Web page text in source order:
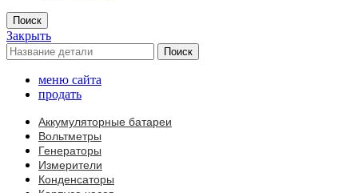
Поиск
Закрыть
Поиск
меню сайта
продать
Аккумуляторные батареи
Вольтметры
Генераторы
Измерители
Конденсаторы